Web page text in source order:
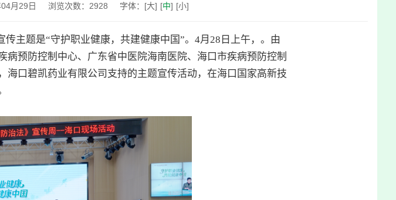
月29日 浏览次数： 2928 字体： [大] [中] [小]
传主题是“守护职业健康，共建健康中国”。4月28日上午，。由
预防控制中心、广东省中医院海南医院、海口市疾病预防控制
海口碧凯药业有限公司支持的主题宣传活动，在海口国家高新技